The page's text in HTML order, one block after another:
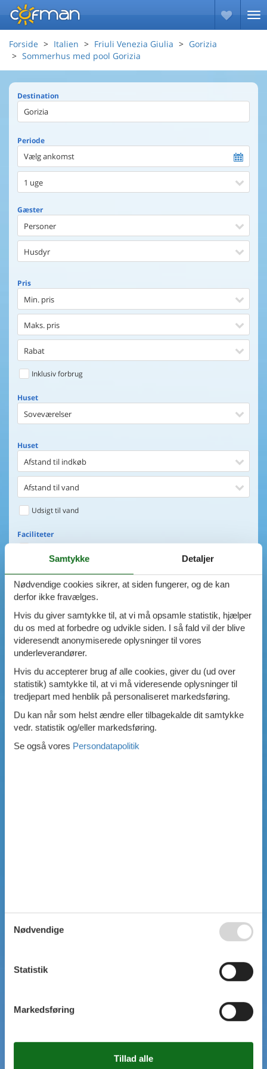
Forside Italien Friuli Venezia Giulia
Gorizia
Sommerhus med pool Gorizia
Destination
Periode
Vælg ankomst
1 uge
Gæster
Personer
Husdyr
Pris
Min. pris
Maks. pris
Rabat
Inklusiv forbrug
Huset
Soveværelser
Huset
Afstand til indkøb
Afstand til vand
Udsigt til vand
Faciliteter
Sauna
Internet
Parabol/kabel TV
Brændeovn
Opvaskemaskine
Vaskemaskine
Tørretumbler
Aktivitetsrum
Handicapvenligt
Gode fiskeforhold
Indhegnet område
Aircondition
Ladestander til elbil
Energivenligt
Samtykke Detaljer
Nødvendige cookies sikrer, at siden fungerer, og de kan
derfor ikke fravælges.
Hvis du giver samtykke til, at vi må opsamle statistik, hjælper
du os med at forbedre og udvikle siden. I så fald vil der blive
videresendt anonymiserede oplysninger til vores
underleverandører.
Hvis du accepterer brug af alle cookies, giver du (ud over
statistik) samtykke til, at vi må videresende oplysninger til
tredjepart med henblik på personaliseret markedsføring.
Du kan når som helst ændre eller tilbagekalde dit samtykke
vedr. statistik og/eller markedsføring.
Se også vores Persondatapolitik
Nødvendige
Statistik
Markedsføring